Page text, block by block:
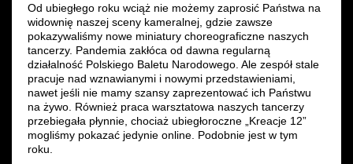
Od ubiegłego roku wciąż nie możemy zaprosić Państwa na
widownię naszej sceny kameralnej, gdzie zawsze
pokazywaliśmy nowe miniatury choreograficzne naszych
tancerzy. Pandemia zakłóca od dawna regularną
działalność Polskiego Baletu Narodowego. Ale zespół stale
pracuje nad wznawianymi i nowymi przedstawieniami,
nawet jeśli nie mamy szansy zaprezentować ich Państwu
na żywo. Również praca warsztatowa naszych tancerzy
przebiegała płynnie, chociaż ubiegłoroczne „Kreacje 12”
mogliśmy pokazać jedynie online. Podobnie jest w tym
roku.